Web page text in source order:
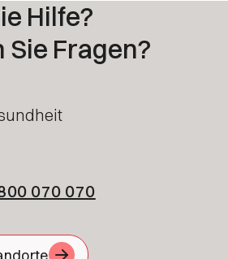
Hilfe?
Sie Fragen?
070 070